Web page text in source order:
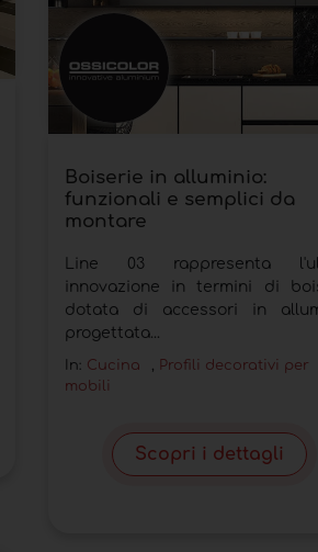
Boiserie in alluminio:
funzionali e semplici da
montare
Line 03 rappresenta
innovazione in termini di
dotata di accessori in
progettata...
In: Cucina , Profili decorativi per
mobili
Scopri i dettagli